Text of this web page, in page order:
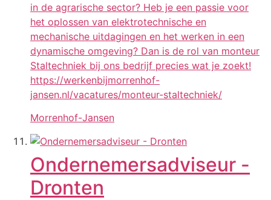
in de agrarische sector? Heb je een passie voor
het oplossen van elektrotechnische en
mechanische uitdagingen en het werken in een
dynamische omgeving? Dan is de rol van monteur
Staltechniek bij ons bedrijf precies wat je zoekt!
https://werkenbijmorrenhof-
jansen.nl/vacatures/monteur-staltechniek/
Morrenhof-Jansen
Ondernemersadviseur -
Dronten